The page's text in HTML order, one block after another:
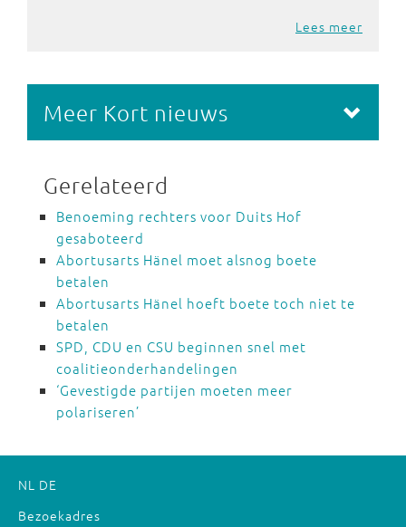
Lees meer
Meer Kort nieuws
Gerelateerd
Benoeming rechters voor Duits Hof
gesaboteerd
Abortusarts Hänel moet alsnog boete
betalen
Abortusarts Hänel hoeft boete toch niet te
betalen
SPD, CDU en CSU beginnen snel met
coalitieonderhandelingen
‘Gevestigde partijen moeten meer
polariseren’
NL DE
Bezoekadres